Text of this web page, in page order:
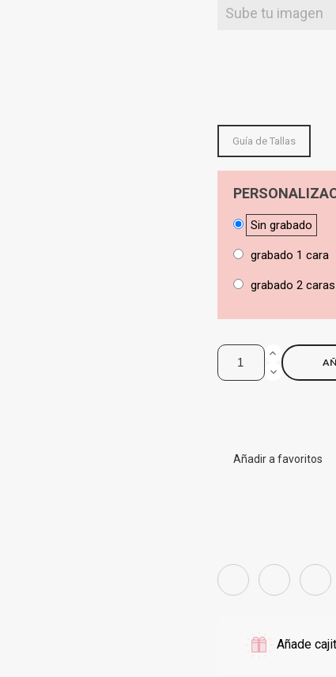
Sube tu imagen
Guía de Tallas
Sin grabado
grabado 1 cara
grabado 2 caras
Añadir a favoritos
Añade